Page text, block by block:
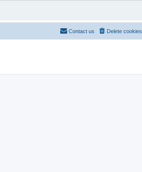
Delete cookies
Contact us